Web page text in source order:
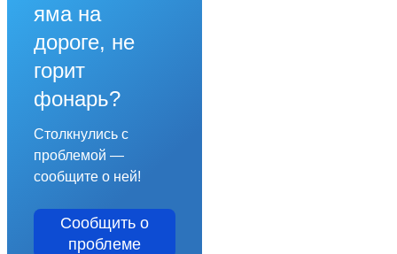
яма на
дороге, не
горит
фонарь?
Столкнулись с
проблемой —
сообщите о ней!
Сообщить о
проблеме